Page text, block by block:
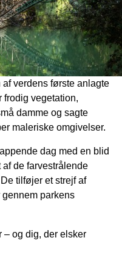
verdens første anlagte
frodig vegetation,
damme og sagte
maleriske omgivelser.
dag med en blid
af de farvestrålende
tilføjer et strejf af
parkens
– og dig, der elsker